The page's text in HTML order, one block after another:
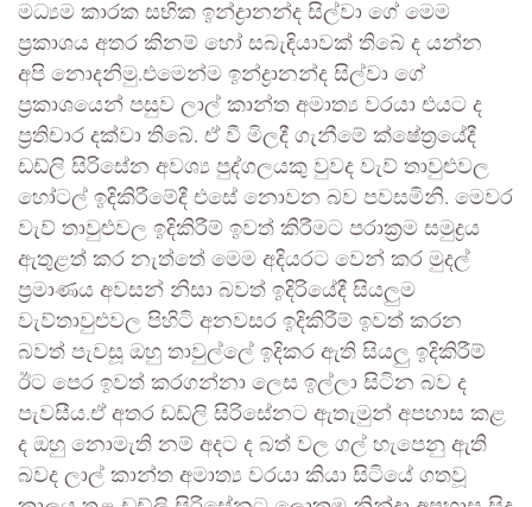
මධ්‍යම කාරක සභික ඉන්ද්‍රානන්ද සිල්වා ගේ මෙම
ප්‍රකාශය අතර කිනම් හෝ සබැඳියාවක් තිබේ ද යන්න
අපි නොදනිමු.එමෙන්ම ඉන්ද්‍රානන්ද සිල්වා ගේ
ප්‍රකාශයෙන් පසුව ලාල් කාන්ත අමාත්‍ය වරයා එයට ද
ප්‍රතිචාර දක්වා තිබේ. ඒ වී මිලදී ගැනීමේ ක්ෂේත්‍රයේදී
ඩඩ්ලි සිරිසේන අවශ්‍ය පුද්ගලයකු වුවද වැව් තාවුළුවල
හෝටල් ඉදිකිරීමේදී එසේ නොවන බව පවසමිනි. මෙවර
වැව් තාවුළුවල ඉදිකිරීම් ඉවත් කිරීමට පරාක්‍රම සමුද්‍රය
ඇතුළත් කර නැත්තේ මෙම අදියරට වෙන් කර මුදල්
ප‍්‍රමාණය අවසන් නිසා බවත් ඉදිරියේදී සියලුම
වැව්තාවුළුවල පිහිටි අනවසර ඉදිකිරීම් ඉවත් කරන
බවත් පැවසූ ඔහු තාවුල්ලේ ඉදිකර ඇති සියලු ඉදිකිරීම්
ඊට පෙර ඉවත් කරගන්නා ලෙස ඉල්ලා සිටින බව ද
පැවසීය.ඒ අතර ඩඩ්ලි සිරිසේනට ඇතැමුන් අපහාස කළ
ද ඔහු නොමැති නම් අදට ද බත් වල ගල් හැපෙනු ඇති
බවද ලාල් කාන්ත අමාත්‍ය වරයා කියා සිටියේ ගතවූ